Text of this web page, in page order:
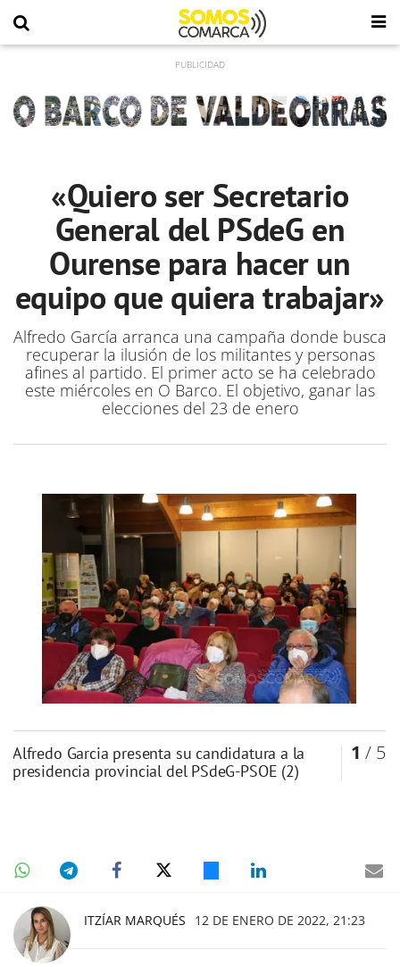
«Quiero ser Secretario
General del PSdeG en
Ourense para hacer un
equipo que quiera trabajar»
Alfredo García arranca una campaña donde busca
recuperar la ilusión de los militantes y personas
afines al partido. El primer acto se ha celebrado
este miércoles en O Barco. El objetivo, ganar las
elecciones del 23 de enero
Alfredo Garcia presenta su candidatura a la
presidencia provincial del PSdeG-PSOE (2)
1 / 5
ITZÍAR MARQUÉS 12 DE ENERO DE 2022, 21:23